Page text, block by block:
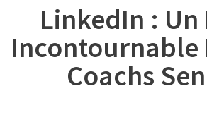
LinkedIn : Un
Incontournable
Coachs